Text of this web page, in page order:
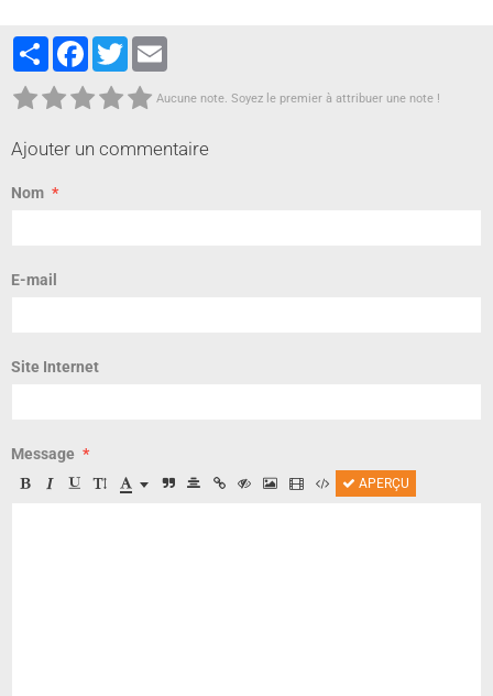
PartagerFacebook
Twitter
Aucune note. Soyez le premier à attribuer une note !
Ajouter un commentaire
Nom
E-mail
Site Internet
Message
APERÇU